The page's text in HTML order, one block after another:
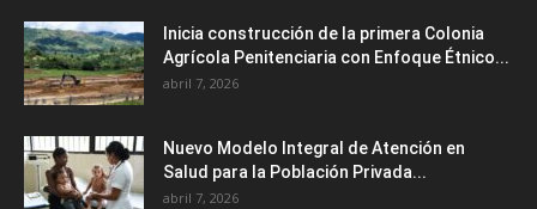
Inicia construcción de la primera Colonia
Agrícola Penitenciaria con Enfoque Étnico...
abril 7, 2026
Nuevo Modelo Integral de Atención en
Salud para la Población Privada...
abril 7, 2026